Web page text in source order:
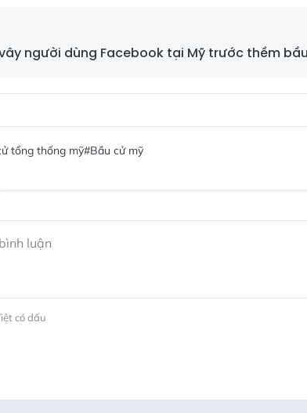
người dùng Facebook tại Mỹ trước thềm
tổng thống mỹ#Bầu cử mỹ
có dấu